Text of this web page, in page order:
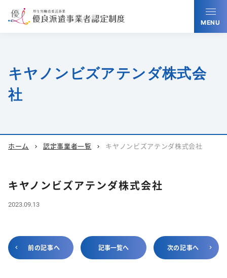
MENU
キヤノンビズアテンダ株式会
社
ホーム chevron_right 認定事業者一覧 chevron_right キヤノンビズアテンダ株式会社
キヤノンビズアテンダ株式会社
2023.09.13
前の記事へ 記事一覧へ 次の記事へ